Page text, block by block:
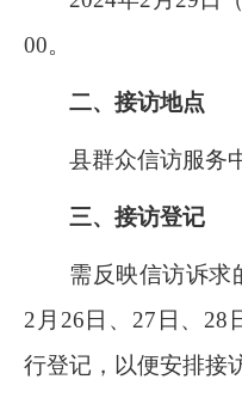
00。
二、接访地点
县群众信访服务
三、接访登记
需反映信访诉求
2 月 26 日、 27 日、 28
行登记，以便安排接